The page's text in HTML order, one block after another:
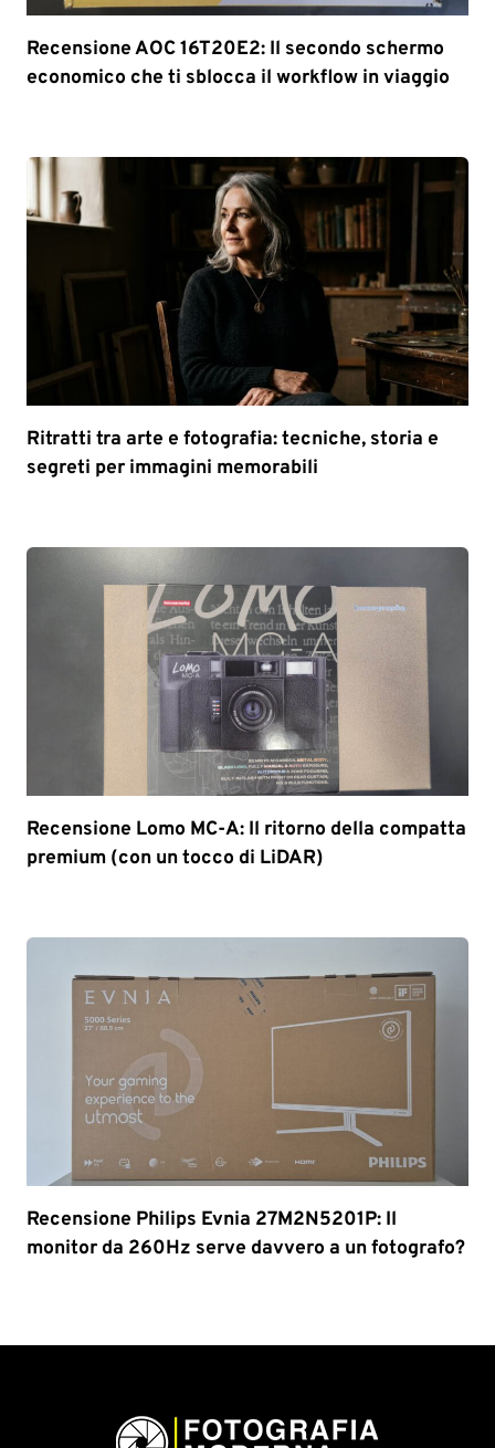
Recensione AOC 16T20E2: Il secondo schermo
economico che ti sblocca il workflow in viaggio
Ritratti tra arte e fotografia: tecniche, storia e
segreti per immagini memorabili
Recensione Lomo MC-A: Il ritorno della compatta
premium (con un tocco di LiDAR)
Recensione Philips Evnia 27M2N5201P: Il
monitor da 260Hz serve davvero a un fotografo?